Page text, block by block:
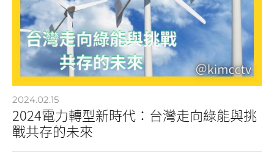
2024.02.15
2024電力轉型新時代：台灣走向綠能與挑
戰共存的未來